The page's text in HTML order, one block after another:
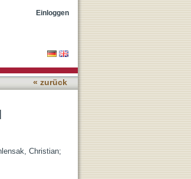
benchmark
Einloggen
« zurück
Christian;